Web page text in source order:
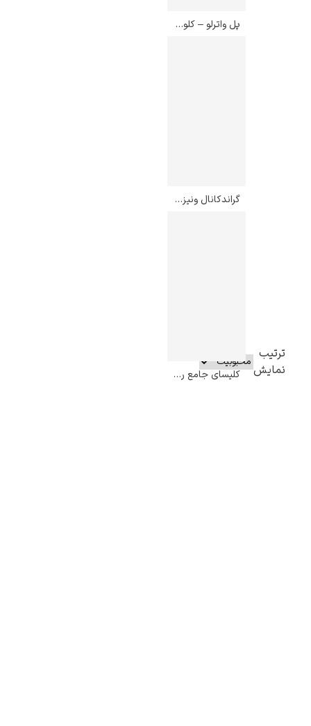
ترتیب
نمایش
پل واترلو – کلود مونه
گراندکانال ونیز – کلود مونه
کلیسای جامع روآن در نور صبحگاهی – کلود مونه